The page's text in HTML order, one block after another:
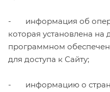
- информация об
которая установлена на
программном
для доступа к Сайту;
- информацию о